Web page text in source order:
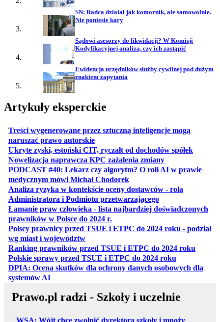
SN: Radca działał jak komornik, ale samowolnie.
Nie poniesie kary
Sądowi asesorzy do likwidacji? W Komisji
Kodyfikacyjnej analiza, czy ich zastąpić
Ewidencja urzędników służby cywilnej pod dużym
znakiem zapytania
Artykuły eksperckie
Treści wygenerowane przez sztuczną inteligencje mogą
naruszać prawo autorskieotwiera się w nowej karcie
Ukryte zyski, estoński CIT, ryczałt od dochodów spółekotwiera
Nowelizacja naprawcza KPC zażalenia zmianyotwiera się w
PODCAST #40: Lekarz czy algorytm? O roli AI w prawie
medycznym mówi Michał Chodorekotwiera się w nowej karcie
Analiza ryzyka w kontekście oceny dostawców - rola
Administratora i Podmiotu przetwarzającegootwiera się w
Łamanie praw człowieka - lista najbardziej doświadczonych
prawników w Polsce do 2024 r.
Polscy prawnicy przed TSUE i ETPC do 2024 roku - podział
wg miast i województwotwiera się w nowej karcie
Ranking prawników przed TSUE i ETPC do 2024 roku
Polskie sprawy przed TSUE i ETPC do 2024 roku
DPIA: Ocena skutków dla ochrony danych osobowych dla
systemów AIotwiera się w nowej karcie
Prawo.pl radzi - Szkoły i uczelnie
WSA: Wójt chce zwolnić dyrektora szkoły i mnoży